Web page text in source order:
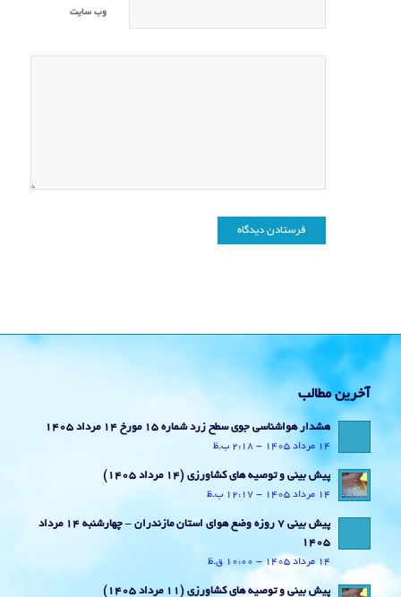
وب‌ سایت
آخرین مطالب
هشدار هواشناسی جوی سطح زرد شماره 15 مورخ 14 مرداد 1405
14 مرداد 1405 - 2:18 ب.ظ
پیش بینی و توصیه های کشاورزی (14 مرداد ۱۴۰۵)
14 مرداد 1405 - 12:17 ب.ظ
پیش بینی 7 روزه وضع هوای استان مازندران – چهارشنبه 14 مرداد
1405
14 مرداد 1405 - 10:00 ق.ظ
پیش بینی و توصیه های کشاورزی (11 مرداد ۱۴۰۵)